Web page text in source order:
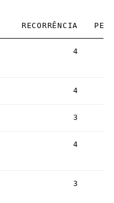
RECORRÊNCIA PESO
4
4
3
4
3